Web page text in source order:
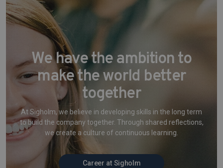
We have the ambition to
make the world better
together
At Sigholm, we believe in developing skills in the long term
to build the company together. Through shared reflections,
we create a culture of continuous learning.
Career at Sigholm